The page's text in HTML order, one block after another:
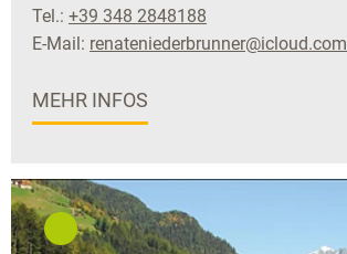
Tel.: +39 348 2848188
E-Mail: renateniederbrunner@icloud.com
MEHR INFOS